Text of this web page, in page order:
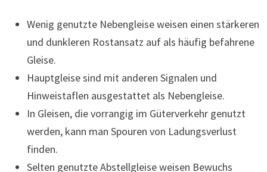
Wenig genutzte Nebengleise weisen einen stärkeren
und dunkleren Rostansatz auf als häufig befahrene
Gleise.
Hauptgleise sind mit anderen Signalen und
Hinweistaflen ausgestattet als Nebengleise.
In Gleisen, die vorrangig im Güterverkehr genutzt
werden, kann man Spouren von Ladungsverlust
finden.
Selten genutzte Abstellgleise weisen Bewuchs